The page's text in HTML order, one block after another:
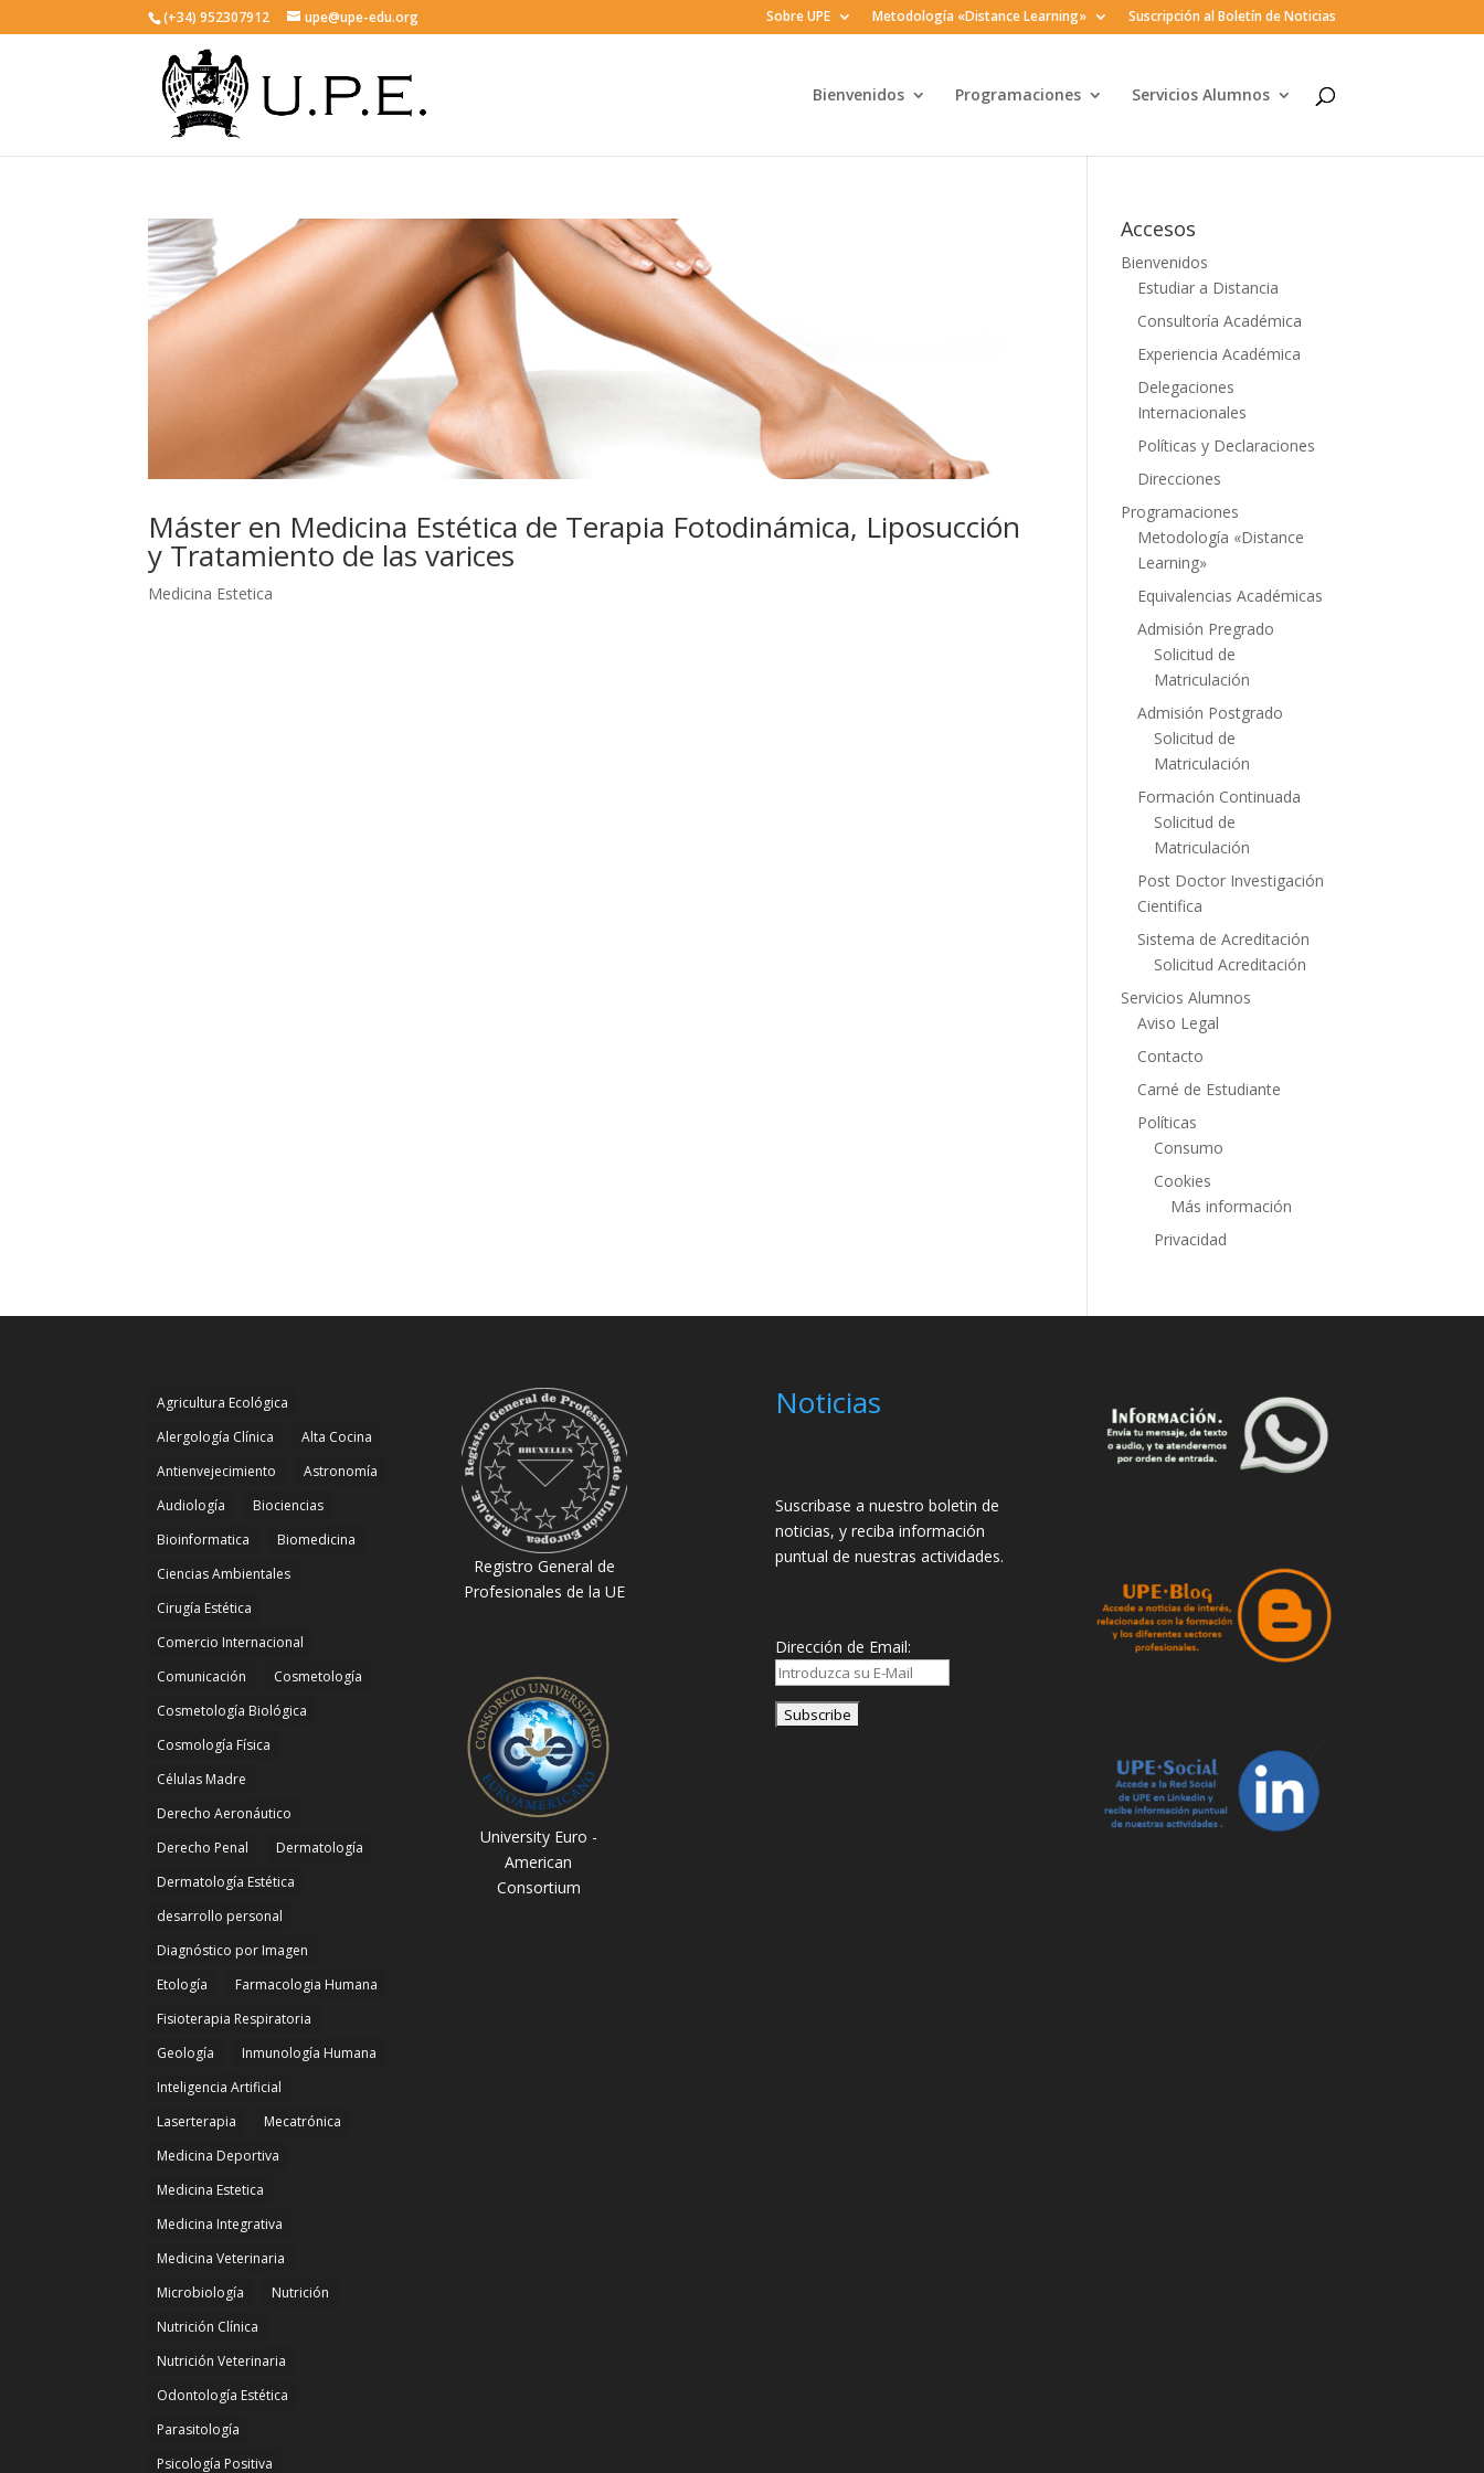
(+34) 952307912 upe@upe-edu.org Sobre UPE Metodología «Distance Learning» Suscripción al Boletín de Noticias
Bienvenidos Programaciones Servicios Alumnos
Máster en Medicina Estética de Terapia Fotodinámica, Liposucción
y Tratamiento de las varices
Medicina Estetica
Accesos
Bienvenidos
Estudiar a Distancia
Consultoría Académica
Experiencia Académica
Delegaciones
Internacionales
Políticas y Declaraciones
Direcciones
Programaciones
Metodología «Distance
Learning»
Equivalencias Académicas
Admisión Pregrado
Solicitud de
Matriculación
Admisión Postgrado
Solicitud de
Matriculación
Formación Continuada
Solicitud de
Matriculación
Post Doctor Investigación
Cientifica
Sistema de Acreditación
Solicitud Acreditación
Servicios Alumnos
Aviso Legal
Contacto
Carné de Estudiante
Políticas
Consumo
Cookies
Más información
Privacidad
Agricultura Ecológica
Alergología Clínica
Alta Cocina
Antienvejecimiento
Astronomía
Audiología
Biociencias
Bioinformatica
Biomedicina
Ciencias Ambientales
Cirugía Estética
Comercio Internacional
Comunicación
Cosmetología
Cosmetología Biológica
Cosmología Física
Células Madre
Derecho Aeronáutico
Derecho Penal
Dermatología
Dermatología Estética
desarrollo personal
Diagnóstico por Imagen
Etología
Farmacologia Humana
Fisioterapia Respiratoria
Geología
Inmunología Humana
Inteligencia Artificial
Laserterapia
Mecatrónica
Medicina Deportiva
Medicina Estetica
Medicina Integrativa
Medicina Veterinaria
Microbiología
Nutrición
Nutrición Clínica
Nutrición Veterinaria
Odontología Estética
Parasitología
Psicología Positiva
Registro General de
Profesionales de la UE
University Euro -
American
Consortium
Noticias
Suscribase a nuestro boletin de
noticias, y reciba información
puntual de nuestras actividades.
Dirección de Email: